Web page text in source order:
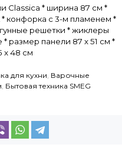
Classica * ширина 87 см *
конфорка с 3-м пламенем *
решетки * жиклеры
размер панели 87 х 51 см *
x 48 см
для кухни, Варочные
, Бытовая техника SMEG